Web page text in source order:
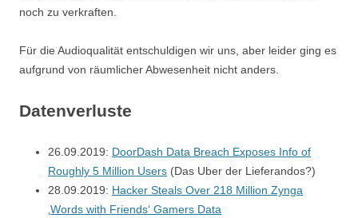
noch zu verkraften.
Für die Audioqualität entschuldigen wir uns, aber leider ging es
aufgrund von räumlicher Abwesenheit nicht anders.
Datenverluste
26.09.2019: DoorDash Data Breach Exposes Info of
Roughly 5 Million Users (Das Uber der Lieferandos?)
28.09.2019: Hacker Steals Over 218 Million Zynga
‚Words with Friends‘ Gamers Data